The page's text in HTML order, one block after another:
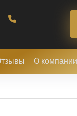
О компании